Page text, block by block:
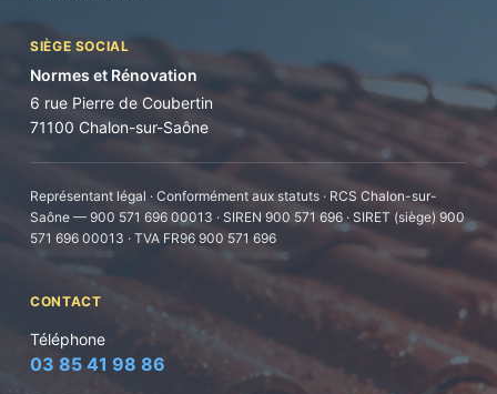
SIÈGE SOCIAL
Normes et Rénovation
6 rue Pierre de Coubertin
71100 Chalon-sur-Saône
Représentant légal · Conformément aux statuts · RCS Chalon-sur-
Saône — 900 571 696 00013 · SIREN 900 571 696 · SIRET (siège) 900
571 696 00013 · TVA FR96 900 571 696
CONTACT
Téléphone
03 85 41 98 86